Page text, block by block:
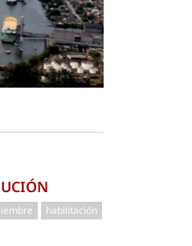
habilitación